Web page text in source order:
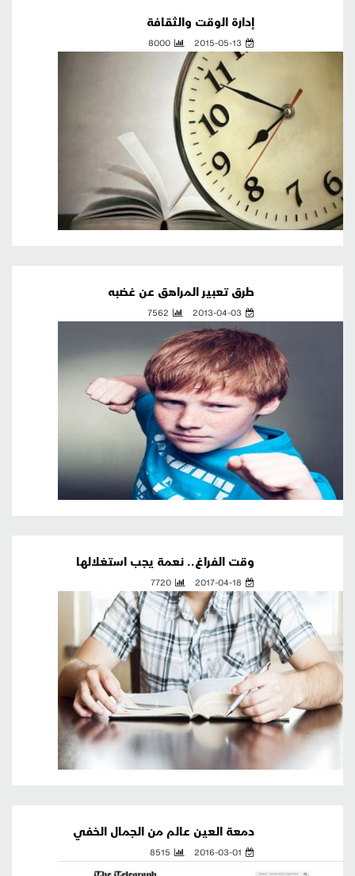
إدارة الوقت والثقافة
2015-05-13
8000
طرق تعبير المراهق عن غضبه
2013-04-03
7562
وقت الفراغ.. نعمة يجب استغلالها
2017-04-18
7720
دمعة العين عالم من الجمال الخفي
2016-03-01
8515